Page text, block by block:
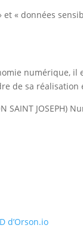
« données
numérique,
de sa réalisation
SAINT JOSEPH)
d’Orson.io